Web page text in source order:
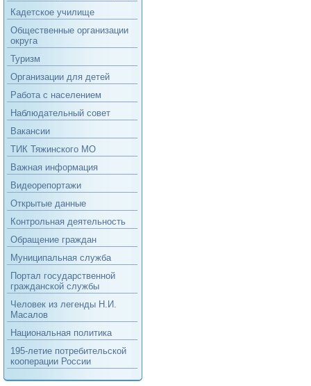
Кадетское училище
Общественные организации
округа
Туризм
Организации для детей
Работа с населением
Наблюдательный совет
Вакансии
ТИК Тяжинского МО
Важная информация
Видеорепортажи
Открытые данные
Контрольная деятельность
Обращение граждан
Муниципальная служба
Портал государственной
гражданской службы
Человек из легенды Н.И.
Масалов
Национальная политика
195-летие потребительской
кооперации России